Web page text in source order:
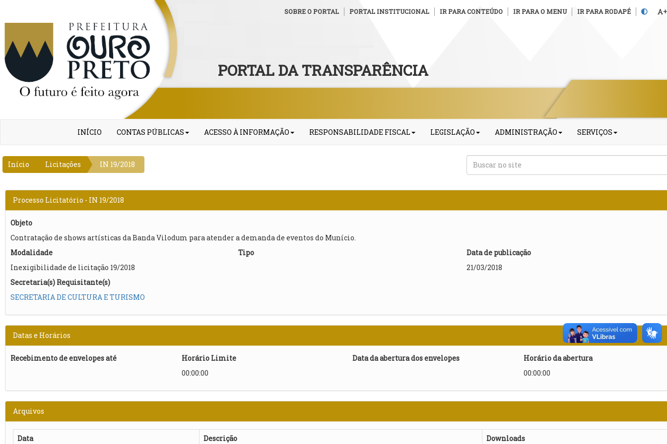
SOBRE O PORTAL PORTAL INSTITUCIONAL IR PARA CONTEÚDO IR PARA O MENU IR PARA RODAPÉ +
PORTAL DA TRANSPARÊNCIA
INÍCIO CONTAS PÚBLICAS ACESSO À INFORMAÇÃO RESPONSABILIDADE FISCAL LEGISLAÇÃO ADMINISTRAÇÃO SERVIÇOS
Início Licitações IN 19/2018
Processo Licitatório - IN 19/2018
Objeto
Contratação de shows artísticas da Banda Vilodum para atender a demanda de eventos do Munício.
Modalidade
Inexigibilidade de licitação 19/2018
Tipo
Data de publicação
21/03/2018
Secretaria(s) Requisitante(s)
SECRETARIA DE CULTURA E TURISMO
Datas e Horários
Recebimento de envelopes até
Horário Limite
00:00:00
Data da abertura dos envelopes
Horário da abertura
00:00:00
Arquivos
Data Descrição Downloads